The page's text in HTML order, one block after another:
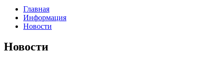
Главная
Информация
Новости
Новости